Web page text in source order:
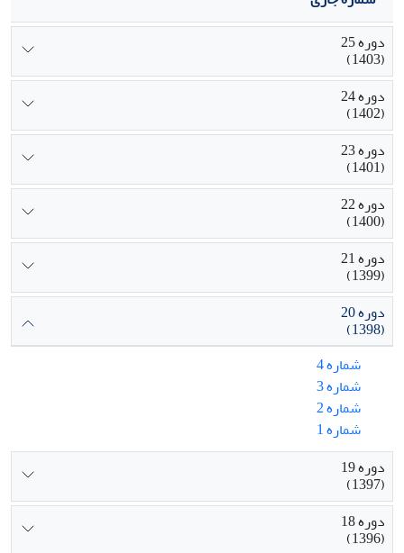
دوره 25
(1403)
دوره 24
(1402)
دوره 23
(1401)
دوره 22
(1400)
دوره 21
(1399)
دوره 20
(1398)
شماره 4
شماره 3
شماره 2
شماره 1
دوره 19
(1397)
دوره 18
(1396)